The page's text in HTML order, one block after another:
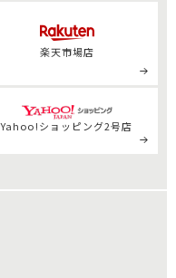
楽天市場店
Yahoo!ショッピング2号店